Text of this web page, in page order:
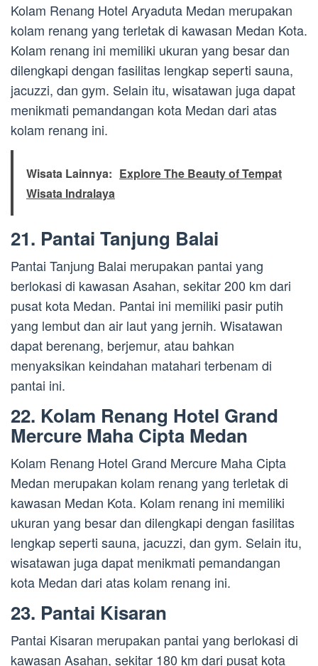
Kolam Renang Hotel Aryaduta Medan merupakan
kolam renang yang terletak di kawasan Medan Kota.
Kolam renang ini memiliki ukuran yang besar dan
dilengkapi dengan fasilitas lengkap seperti sauna,
jacuzzi, dan gym. Selain itu, wisatawan juga dapat
menikmati pemandangan kota Medan dari atas
kolam renang ini.
Wisata Lainnya: Explore The Beauty of Tempat
Wisata Indralaya
21. Pantai Tanjung Balai
Pantai Tanjung Balai merupakan pantai yang
berlokasi di kawasan Asahan, sekitar 200 km dari
pusat kota Medan. Pantai ini memiliki pasir putih
yang lembut dan air laut yang jernih. Wisatawan
dapat berenang, berjemur, atau bahkan
menyaksikan keindahan matahari terbenam di
pantai ini.
22. Kolam Renang Hotel Grand
Mercure Maha Cipta Medan
Kolam Renang Hotel Grand Mercure Maha Cipta
Medan merupakan kolam renang yang terletak di
kawasan Medan Kota. Kolam renang ini memiliki
ukuran yang besar dan dilengkapi dengan fasilitas
lengkap seperti sauna, jacuzzi, dan gym. Selain itu,
wisatawan juga dapat menikmati pemandangan
kota Medan dari atas kolam renang ini.
23. Pantai Kisaran
Pantai Kisaran merupakan pantai yang berlokasi di
kawasan Asahan, sekitar 180 km dari pusat kota